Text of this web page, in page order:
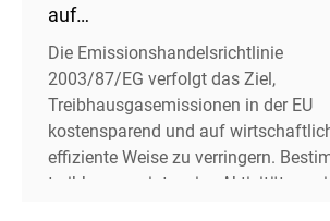
auf
Treibhausgasemissionszertifikate
im Widerspruch zur
Emissionshandelsrichtlinie?
Die Emissionshandelsrichtlinie
2003/87/EG verfolgt das Ziel,
Treibhausgasemissionen in der EU
kostensparend und auf
effiziente Weise zu verringern.
treibhausgasintensive Aktivitäten, wie